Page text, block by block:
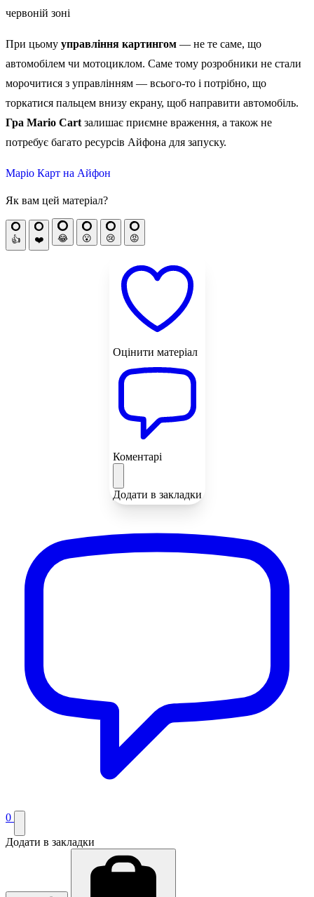
червоній зоні
При цьому управління картингом — не те саме, що
автомобілем чи мотоциклом. Саме тому розробники не стали
морочитися з управлінням — всього-то і потрібно, що
торкатися пальцем внизу екрану, щоб направити автомобіль.
Гра Mario Cart залишає приємне враження, а також не
потребує багато ресурсів Айфона для запуску.
Маріо Карт на Айфон
Як вам цей матеріал?
👍 ❤️ 😂 😮 😢 😡
Оцінити матеріал
Коментарі
Додати в закладки
0
Додати в закладки